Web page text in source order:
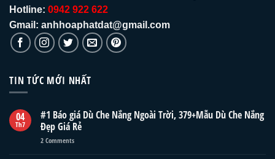
Hotline: 0942 922 622
Gmail: anhhoaphatdat@gmail.com
TIN TỨC MỚI NHẤT
04
Th7
#1 Báo giá Dù Che Nắng Ngoài Trời, 379+Mẫu Dù Che Nắng
Đẹp Giá Rẻ
2 Comments